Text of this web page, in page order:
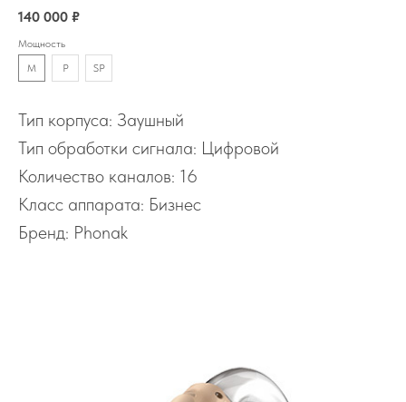
140 000 ₽
Мощность
M
P SP
Тип корпуса: Заушный
Тип обработки сигнала: Цифровой
Количество каналов: 16
Класс аппарата: Бизнес
Бренд: Phonak